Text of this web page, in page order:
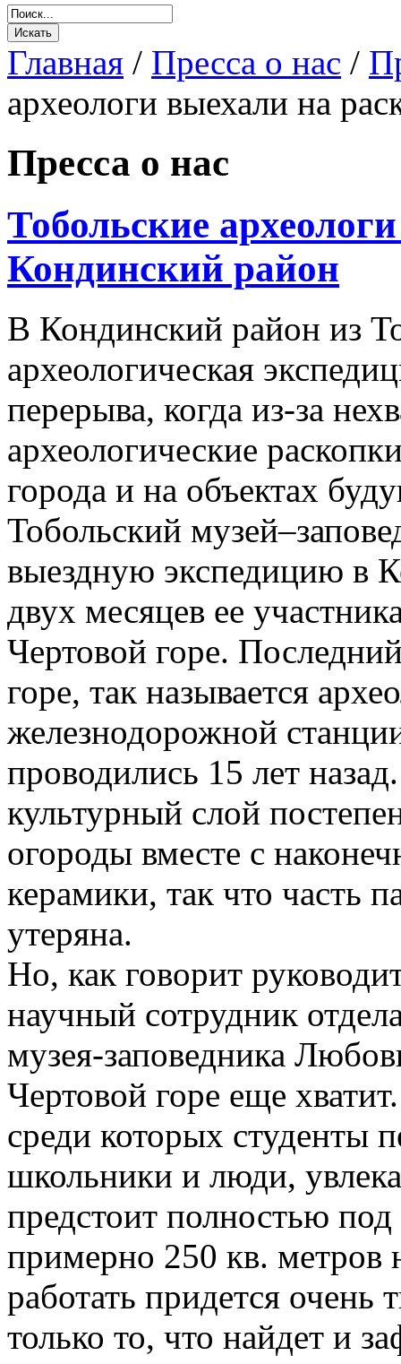
Главная / Пресса о нас /
археологи выехали на
Пресса о нас
Тобольские
Кондинский район
В Кондинский район из
археологическая
перерыва, когда из-за
археологические
города и на объектах
Тобольский
выездную экспедицию в
двух месяцев ее
Чертовой горе.
горе, так называется
железнодорожной
проводились 15 лет
культурный слой
огороды вместе с
керамики, так что часть
утеряна.
Но, как говорит
научный сотрудник
музея-заповедника
Чертовой горе еще
среди которых студенты
школьники и люди,
предстоит полностью
примерно 250 кв.
работать придется очень
только то, что найдет и